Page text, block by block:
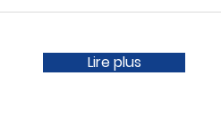
Lire plus